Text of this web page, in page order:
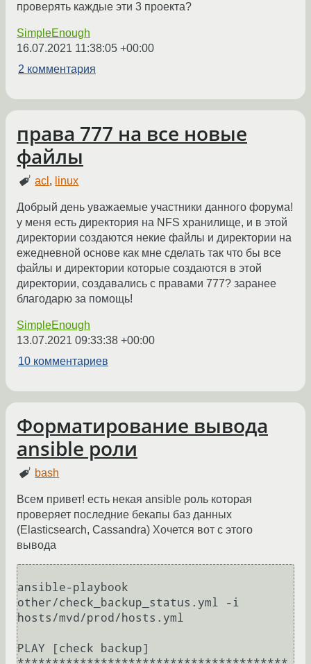
проверять каждые эти 3 проекта?
SimpleEnough
16.07.2021 11:38:05 +00:00
2 комментария
права 777 на все новые
файлы
acl , linux
Добрый день уважаемые участники данного форума!
у меня есть директория на NFS хранилище, и в этой
директории создаются некие файлы и директории на
ежедневной основе как мне сделать так что бы все
файлы и директории которые создаются в этой
директории, создавались с правами 777? заранее
благодарю за помощь!
SimpleEnough
13.07.2021 09:33:38 +00:00
10 комментариев
Форматирование вывода
ansible роли
bash
Всем привет! есть некая ansible роль которая
проверяет последние бекапы баз данных
(Elasticsearch, Cassandra) Хочется вот с этого
вывода